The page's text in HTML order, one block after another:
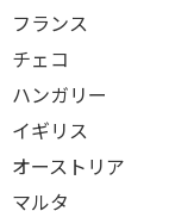
フランス
チェコ
ハンガリー
イギリス
オーストリア
マルタ